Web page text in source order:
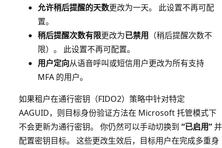
允许稍后提醒的天数更改为一天。 此设置不再可配
置。
稍后提醒次数有限更改为已禁用 （稍后提醒次数不
限）。 此设置不再可配置。
用户定向从语音呼叫或短信用户更改为所有支持
MFA 的用户。
如果租户在通行密钥（FIDO2）策略中针对特定
AAGUID，则目标身份验证方法在 Microsoft 托管模式下
不会更新为通行密钥。 你仍然可以手动切换到 “已启用”并
配置密钥目标。 这些更改生效后，目标用户在完成多重身